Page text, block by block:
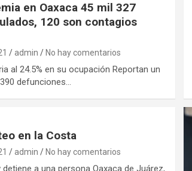
en Oaxaca 45 mil 327
120 son contagios
admin No hay comentarios
al 24.5% en su ocupación Reportan un
defunciones…
en la Costa
admin No hay comentarios
a una persona Oaxaca de Juárez,